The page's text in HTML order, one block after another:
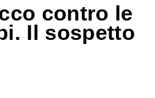
contro le
Il sospetto